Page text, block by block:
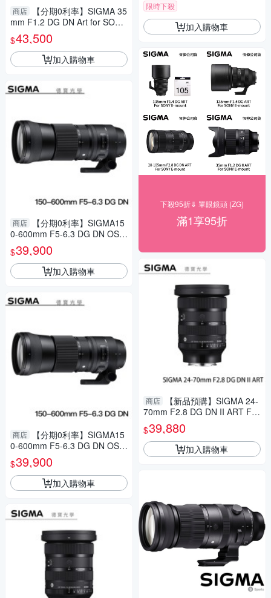
商店
【分期0利率】SIGMA 35
mm F1.2 DG DN Art for SONY
E mount 和 L Mount 總代理公
司貨 德寶光學 大光圈 人像
$43,500
加入購物車
商店
【分期0利率】SIGMA15
0-600mm F5-6.3 DG DN OS S
ports 總代理公司貨 E-mount
飛羽 追星 棒球 必備
$39,900
加入購物車
商店
【分期0利率】SIGMA15
0-600mm F5-6.3 DG DN OS S
ports 總代理公司貨 E-mount
飛羽 追星 棒球 必備
$39,900
加入購物車
限時下殺
加入購物車
下殺95折⇓ 單眼鏡頭 (ZG)
滿1享95折
商店
【新品預購】SIGMA 24-
70mm F2.8 DG DN II ART For
SONY E接環 恆伸公司貨 無反
專用 德寶光學 大三元
$39,880
加入購物車